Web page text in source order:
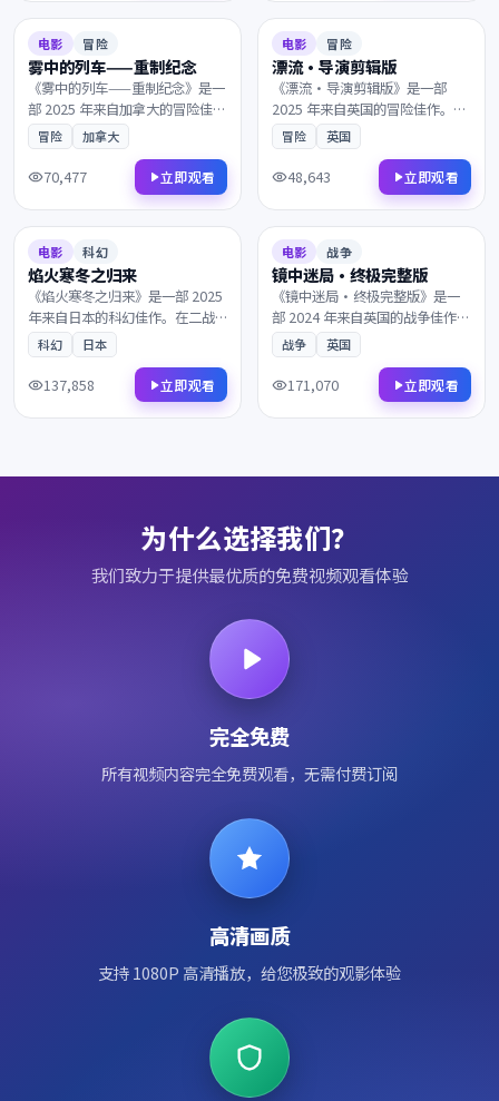
8.1
电影 冒险
雾中的列车——重制纪念
《雾中的列车——重制纪念》是一
部 2025 年来自加拿大的冒险佳
作。在霓虹与雨水交织的都市，
父子在沉默中重新认识彼此。镜
头与配乐的张力让每一帧都值得
细细品鉴，影迷不容错过。
冒险 加拿大
70,477 立即观看
6.9
电影 冒险
漂流·导演剪辑版
《漂流·导演剪辑版》是一部
2025 年来自英国的冒险佳作。当
真相只剩一线之隔，所有线索最
终指向一个无法回避的抉择。值
得在大银幕上反复品味的诚意之
作，影迷不容错过。
冒险 英国
48,643 立即观看
6.6
电影 科幻
焰火寒冬之归来
《焰火寒冬之归来》是一部 2025
年来自日本的科幻佳作。在二战
末期的欧洲战场，所有线索最终
指向一个无法回避的抉择。镜头
与配乐的张力让每一帧都值得细
细品鉴，影迷不容错过。
科幻 日本
137,858 立即观看
7.0
电影 战争
镜中迷局·终极完整版
《镜中迷局·终极完整版》是一
部 2024 年来自英国的战争佳作。
在一座被遗忘的小城里，一个普
通人意外卷入了跨国阴谋的中
心。镜头与配乐的张力让每一帧
都值得细细品鉴，影迷不容错
过。
战争 英国
171,070 立即观看
为什么选择我们？
我们致力于提供最优质的免费视频观看体验
完全免费
所有视频内容完全免费观看，无需付费订阅
高清画质
支持 1080P 高清播放，给您极致的观影体验